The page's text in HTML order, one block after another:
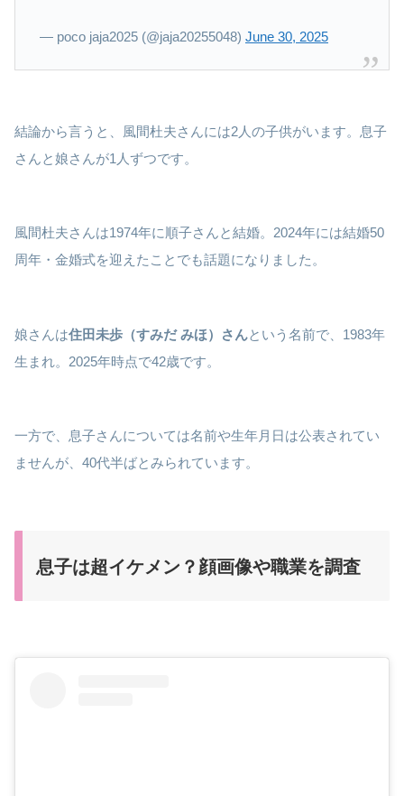
— poco jaja2025 (@jaja20255048) June 30, 2025
結論から言うと、風間杜夫さんには2人の子供がいます。息子
さんと娘さんが1人ずつです。
風間杜夫さんは1974年に順子さんと結婚。2024年には結婚50
周年・金婚式を迎えたことでも話題になりました。
娘さんは住田未歩（すみだ みほ）さんという名前で、1983年
生まれ。2025年時点で42歳です。
一方で、息子さんについては名前や生年月日は公表されてい
ませんが、40代半ばとみられています。
息子は超イケメン？顔画像や職業を調査